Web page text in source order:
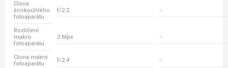
Clona
širokoúhlého
fotoaparátu
f/2.2 -
Rozlišení
makro
fotoaparátu
2 Mpx -
Clona makro
fotoaparátu
f/2.4 -